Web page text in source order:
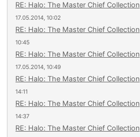
RE: Halo: The Master Chief Collection
17.05.2014, 10:02
RE: Halo: The Master Chief Collection
10:45
RE: Halo: The Master Chief Collection
17.05.2014, 10:49
RE: Halo: The Master Chief Collection
14:11
RE: Halo: The Master Chief Collection
14:37
RE: Halo: The Master Chief Collection